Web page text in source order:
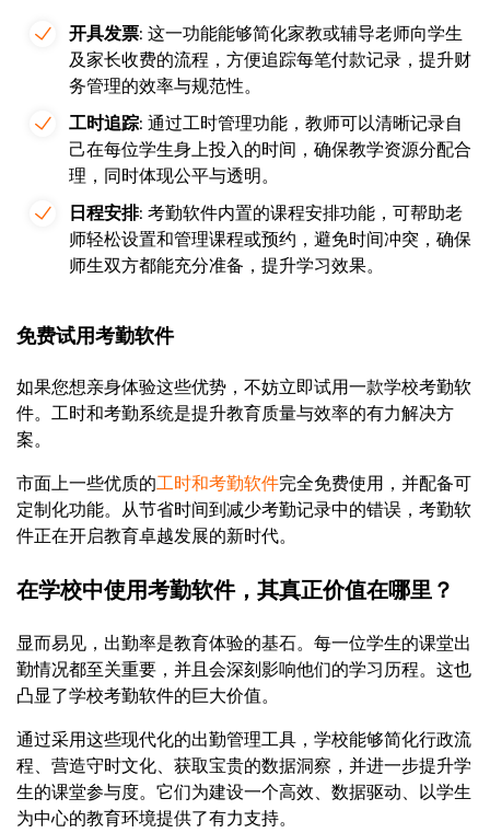
开具发票: 这一功能能够简化家教或辅导老师向学生
及家长收费的流程，方便追踪每笔付款记录，提升财
务管理的效率与规范性。
工时追踪: 通过工时管理功能，教师可以清晰记录自
己在每位学生身上投入的时间，确保教学资源分配合
理，同时体现公平与透明。
日程安排: 考勤软件内置的课程安排功能，可帮助老
师轻松设置和管理课程或预约，避免时间冲突，确保
师生双方都能充分准备，提升学习效果。
免费试用考勤软件
如果您想亲身体验这些优势，不妨立即试用一款学校考勤软
件。工时和考勤系统是提升教育质量与效率的有力解决方
案。
市面上一些优质的工时和考勤软件完全免费使用，并配备可
定制化功能。从节省时间到减少考勤记录中的错误，考勤软
件正在开启教育卓越发展的新时代。
在学校中使用考勤软件，其真正价值在哪里？
显而易见，出勤率是教育体验的基石。每一位学生的课堂出
勤情况都至关重要，并且会深刻影响他们的学习历程。这也
凸显了学校考勤软件的巨大价值。
通过采用这些现代化的出勤管理工具，学校能够简化行政流
程、营造守时文化、获取宝贵的数据洞察，并进一步提升学
生的课堂参与度。它们为建设一个高效、数据驱动、以学生
为中心的教育环境提供了有力支持。